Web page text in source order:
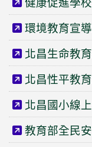
環境教育宣
北昌生命教
北昌性平教
北昌國小線
教育部全民